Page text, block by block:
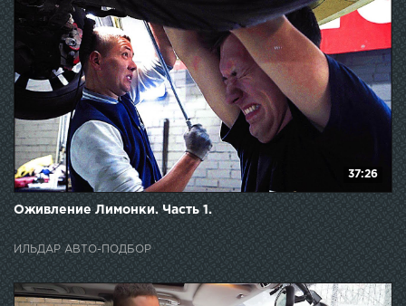
37:26
Оживление Лимонки. Часть 1.
ИЛЬДАР АВТО-ПОДБОР